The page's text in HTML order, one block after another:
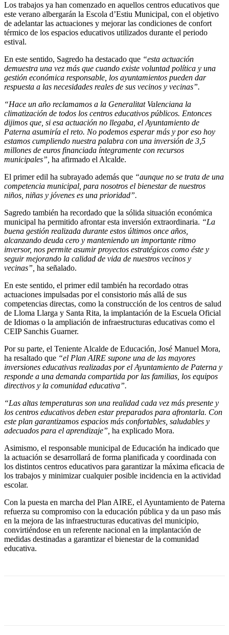
Los trabajos ya han comenzado en aquellos centros educativos que
este verano albergarán la Escola d’Estiu Municipal, con el objetivo
de adelantar las actuaciones y mejorar las condiciones de confort
térmico de los espacios educativos utilizados durante el periodo
estival.
En este sentido, Sagredo ha destacado que “esta actuación
demuestra una vez más que cuando existe voluntad política y una
gestión económica responsable, los ayuntamientos pueden dar
respuesta a las necesidades reales de sus vecinos y vecinas”.
“Hace un año reclamamos a la Generalitat Valenciana la
climatización de todos los centros educativos públicos. Entonces
dijimos que, si esa actuación no llegaba, el Ayuntamiento de
Paterna asumiría el reto. No podemos esperar más y por eso hoy
estamos cumpliendo nuestra palabra con una inversión de 3,5
millones de euros financiada íntegramente con recursos
municipales”, ha afirmado el Alcalde.
El primer edil ha subrayado además que “aunque no se trata de una
competencia municipal, para nosotros el bienestar de nuestros
niños, niñas y jóvenes es una prioridad”.
Sagredo también ha recordado que la sólida situación económica
municipal ha permitido afrontar esta inversión extraordinaria. “La
buena gestión realizada durante estos últimos once años,
alcanzando deuda cero y manteniendo un importante ritmo
inversor, nos permite asumir proyectos estratégicos como éste y
seguir mejorando la calidad de vida de nuestros vecinos y
vecinas”, ha señalado.
En este sentido, el primer edil también ha recordado otras
actuaciones impulsadas por el consistorio más allá de sus
competencias directas, como la construcción de los centros de salud
de Lloma Llarga y Santa Rita, la implantación de la Escuela Oficial
de Idiomas o la ampliación de infraestructuras educativas como el
CEIP Sanchis Guarner.
Por su parte, el Teniente Alcalde de Educación, José Manuel Mora,
ha resaltado que “el Plan AIRE supone una de las mayores
inversiones educativas realizadas por el Ayuntamiento de Paterna y
responde a una demanda compartida por las familias, los equipos
directivos y la comunidad educativa”.
“Las altas temperaturas son una realidad cada vez más presente y
los centros educativos deben estar preparados para afrontarla. Con
este plan garantizamos espacios más confortables, saludables y
adecuados para el aprendizaje”, ha explicado Mora.
Asimismo, el responsable municipal de Educación ha indicado que
la actuación se desarrollará de forma planificada y coordinada con
los distintos centros educativos para garantizar la máxima eficacia de
los trabajos y minimizar cualquier posible incidencia en la actividad
escolar.
Con la puesta en marcha del Plan AIRE, el Ayuntamiento de Paterna
refuerza su compromiso con la educación pública y da un paso más
en la mejora de las infraestructuras educativas del municipio,
convirtiéndose en un referente nacional en la implantación de
medidas destinadas a garantizar el bienestar de la comunidad
educativa.